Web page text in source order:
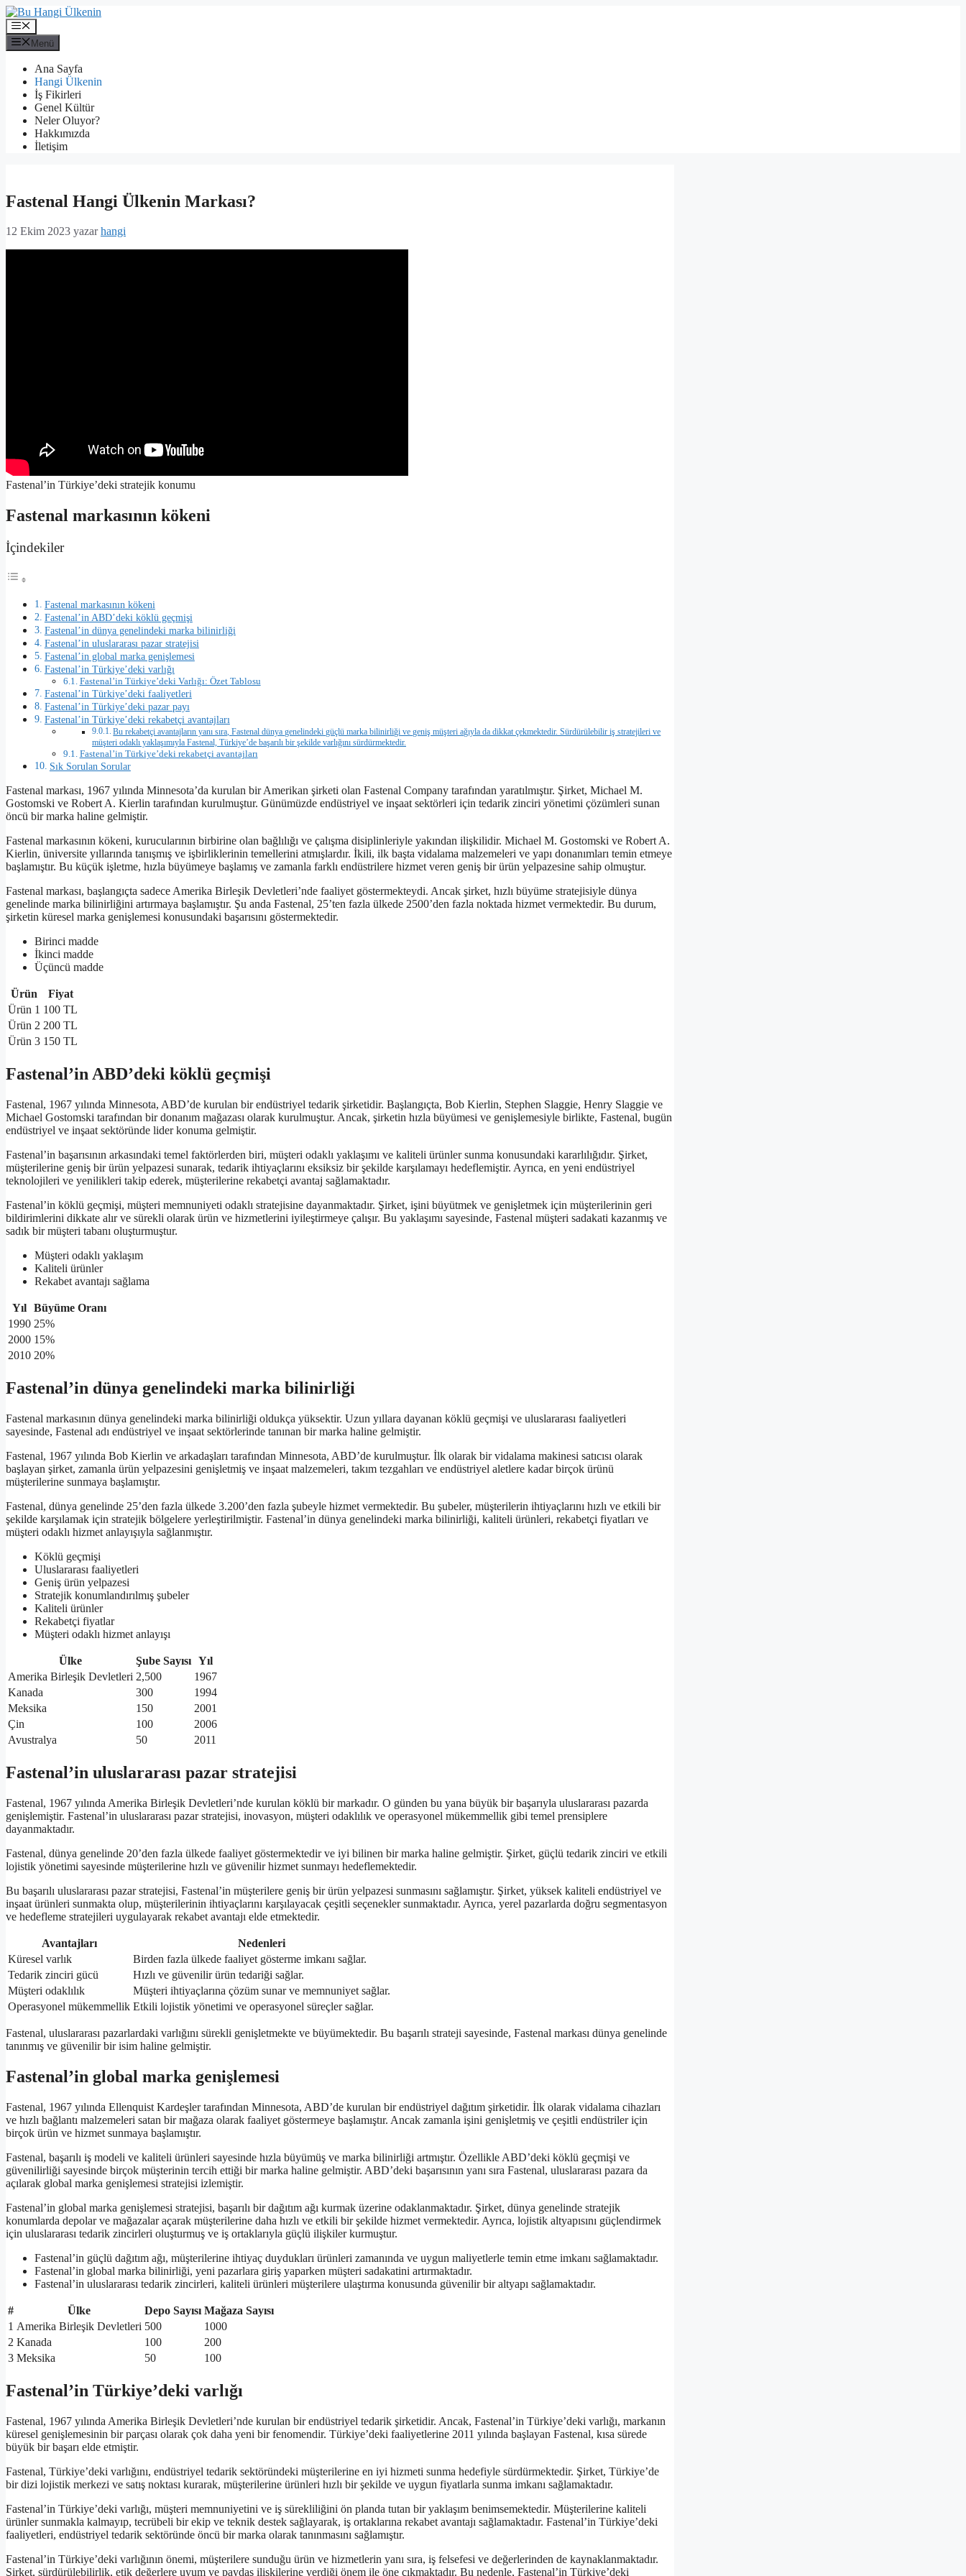
İçeriğe
atla
Menü
Menü
Ana Sayfa
Hangi Ülkenin
İş Fikirleri
Genel Kültür
Neler Oluyor?
Hakkımızda
İletişim
Fastenal Hangi Ülkenin Markası?
12 Ekim 2023 yazarhangi
Fastenal’in Türkiye’deki stratejik konumu
Fastenal markasının kökeni
İçindekiler
Fastenal markasının kökeni
Fastenal’in ABD’deki köklü geçmişi
Fastenal’in dünya genelindeki marka bilinirliği
Fastenal’in uluslararası pazar stratejisi
Fastenal’in global marka genişlemesi
Fastenal’in Türkiye’deki varlığı
Fastenal’in Türkiye’deki Varlığı: Özet Tablosu
Fastenal’in Türkiye’deki faaliyetleri
Fastenal’in Türkiye’deki pazar payı
Fastenal’in Türkiye’deki rekabetçi avantajları
Bu rekabetçi avantajların yanı sıra, Fastenal dünya genelindeki güçlü marka bilinirliği ve geniş müşteri ağıyla da dikkat çekmektedir. Sürdürülebilir iş stratejileri ve
müşteri odaklı yaklaşımıyla Fastenal, Türkiye’de başarılı bir şekilde varlığını sürdürmektedir.
Fastenal’in Türkiye’deki rekabetçi avantajları
Sık Sorulan Sorular
Fastenal markası, 1967 yılında Minnesota’da kurulan bir Amerikan şirketi olan Fastenal Company tarafından yaratılmıştır. Şirket, Michael M.
Gostomski ve Robert A. Kierlin tarafından kurulmuştur. Günümüzde endüstriyel ve inşaat sektörleri için tedarik zinciri yönetimi çözümleri sunan
öncü bir marka haline gelmiştir.
Fastenal markasının kökeni, kurucularının birbirine olan bağlılığı ve çalışma disiplinleriyle yakından ilişkilidir. Michael M. Gostomski ve Robert A.
Kierlin, üniversite yıllarında tanışmış ve işbirliklerinin temellerini atmışlardır. İkili, ilk başta vidalama malzemeleri ve yapı donanımları temin etmeye
başlamıştır. Bu küçük işletme, hızla büyümeye başlamış ve zamanla farklı endüstrilere hizmet veren geniş bir ürün yelpazesine sahip olmuştur.
Fastenal markası, başlangıçta sadece Amerika Birleşik Devletleri’nde faaliyet göstermekteydi. Ancak şirket, hızlı büyüme stratejisiyle dünya
genelinde marka bilinirliğini artırmaya başlamıştır. Şu anda Fastenal, 25’ten fazla ülkede 2500’den fazla noktada hizmet vermektedir. Bu durum,
şirketin küresel marka genişlemesi konusundaki başarısını göstermektedir.
Birinci madde
İkinci madde
Üçüncü madde
Ürün
Fiyat
Ürün 1 100 TL
Ürün 2 200 TL
Ürün 3 150 TL
Fastenal’in ABD’deki köklü geçmişi
Fastenal, 1967 yılında Minnesota, ABD’de kurulan bir endüstriyel tedarik şirketidir. Başlangıçta, Bob Kierlin, Stephen Slaggie, Henry Slaggie ve
Michael Gostomski tarafından bir donanım mağazası olarak kurulmuştur. Ancak, şirketin hızla büyümesi ve genişlemesiyle birlikte, Fastenal, bugün
endüstriyel ve inşaat sektöründe lider konuma gelmiştir.
Fastenal’in başarısının arkasındaki temel faktörlerden biri, müşteri odaklı yaklaşımı ve kaliteli ürünler sunma konusundaki kararlılığıdır. Şirket,
müşterilerine geniş bir ürün yelpazesi sunarak, tedarik ihtiyaçlarını eksiksiz bir şekilde karşılamayı hedeflemiştir. Ayrıca, en yeni endüstriyel
teknolojileri ve yenilikleri takip ederek, müşterilerine rekabetçi avantaj sağlamaktadır.
Fastenal’in köklü geçmişi, müşteri memnuniyeti odaklı stratejisine dayanmaktadır. Şirket, işini büyütmek ve genişletmek için müşterilerinin geri
bildirimlerini dikkate alır ve sürekli olarak ürün ve hizmetlerini iyileştirmeye çalışır. Bu yaklaşımı sayesinde, Fastenal müşteri sadakati kazanmış ve
sadık bir müşteri tabanı oluşturmuştur.
Müşteri odaklı yaklaşım
Kaliteli ürünler
Rekabet avantajı sağlama
Yıl Büyüme Oranı
1990 25%
2000 15%
2010 20%
Fastenal’in dünya genelindeki marka bilinirliği
Fastenal markasının dünya genelindeki marka bilinirliği oldukça yüksektir. Uzun yıllara dayanan köklü geçmişi ve uluslararası faaliyetleri
sayesinde, Fastenal adı endüstriyel ve inşaat sektörlerinde tanınan bir marka haline gelmiştir.
Fastenal, 1967 yılında Bob Kierlin ve arkadaşları tarafından Minnesota, ABD’de kurulmuştur. İlk olarak bir vidalama makinesi satıcısı olarak
başlayan şirket, zamanla ürün yelpazesini genişletmiş ve inşaat malzemeleri, takım tezgahları ve endüstriyel aletlere kadar birçok ürünü
müşterilerine sunmaya başlamıştır.
Fastenal, dünya genelinde 25’den fazla ülkede 3.200’den fazla şubeyle hizmet vermektedir. Bu şubeler, müşterilerin ihtiyaçlarını hızlı ve etkili bir
şekilde karşılamak için stratejik bölgelere yerleştirilmiştir. Fastenal’in dünya genelindeki marka bilinirliği, kaliteli ürünleri, rekabetçi fiyatları ve
müşteri odaklı hizmet anlayışıyla sağlanmıştır.
Köklü geçmişi
Uluslararası faaliyetleri
Geniş ürün yelpazesi
Stratejik konumlandırılmış şubeler
Kaliteli ürünler
Rekabetçi fiyatlar
Müşteri odaklı hizmet anlayışı
Ülke Şube Sayısı Yıl
Amerika Birleşik Devletleri 2,500
1967
Kanada
300
1994
Meksika
150
2001
Çin
100
2006
Avustralya
50 2011
Fastenal’in uluslararası pazar stratejisi
Fastenal, 1967 yılında Amerika Birleşik Devletleri’nde kurulan köklü bir markadır. O günden bu yana büyük bir başarıyla uluslararası pazarda
genişlemiştir. Fastenal’in uluslararası pazar stratejisi, inovasyon, müşteri odaklılık ve operasyonel mükemmellik gibi temel prensiplere
dayanmaktadır.
Fastenal, dünya genelinde 20’den fazla ülkede faaliyet göstermektedir ve iyi bilinen bir marka haline gelmiştir. Şirket, güçlü tedarik zinciri ve etkili
lojistik yönetimi sayesinde müşterilerine hızlı ve güvenilir hizmet sunmayı hedeflemektedir.
Bu başarılı uluslararası pazar stratejisi, Fastenal’in müşterilere geniş bir ürün yelpazesi sunmasını sağlamıştır. Şirket, yüksek kaliteli endüstriyel ve
inşaat ürünleri sunmakta olup, müşterilerinin ihtiyaçlarını karşılayacak çeşitli seçenekler sunmaktadır. Ayrıca, yerel pazarlarda doğru segmentasyon
ve hedefleme stratejileri uygulayarak rekabet avantajı elde etmektedir.
Avantajları
Nedenleri
Küresel varlık
Birden fazla ülkede faaliyet gösterme imkanı sağlar.
Tedarik zinciri gücü
Hızlı ve güvenilir ürün tedariği sağlar.
Müşteri odaklılık
Müşteri ihtiyaçlarına çözüm sunar ve memnuniyet sağlar.
Operasyonel mükemmellik Etkili lojistik yönetimi ve operasyonel süreçler sağlar.
Fastenal, uluslararası pazarlardaki varlığını sürekli genişletmekte ve büyümektedir. Bu başarılı strateji sayesinde, Fastenal markası dünya genelinde
tanınmış ve güvenilir bir isim haline gelmiştir.
Fastenal’in global marka genişlemesi
Fastenal, 1967 yılında Ellenquist Kardeşler tarafından Minnesota, ABD’de kurulan bir endüstriyel dağıtım şirketidir. İlk olarak vidalama cihazları
ve hızlı bağlantı malzemeleri satan bir mağaza olarak faaliyet göstermeye başlamıştır. Ancak zamanla işini genişletmiş ve çeşitli endüstriler için
birçok ürün ve hizmet sunmaya başlamıştır.
Fastenal, başarılı iş modeli ve kaliteli ürünleri sayesinde hızla büyümüş ve marka bilinirliği artmıştır. Özellikle ABD’deki köklü geçmişi ve
güvenilirliği sayesinde birçok müşterinin tercih ettiği bir marka haline gelmiştir. ABD’deki başarısının yanı sıra Fastenal, uluslararası pazara da
açılarak global marka genişlemesi stratejisi izlemiştir.
Fastenal’in global marka genişlemesi stratejisi, başarılı bir dağıtım ağı kurmak üzerine odaklanmaktadır. Şirket, dünya genelinde stratejik
konumlarda depolar ve mağazalar açarak müşterilerine daha hızlı ve etkili bir şekilde hizmet vermektedir. Ayrıca, lojistik altyapısını güçlendirmek
için uluslararası tedarik zincirleri oluşturmuş ve iş ortaklarıyla güçlü ilişkiler kurmuştur.
Fastenal’in güçlü dağıtım ağı, müşterilerine ihtiyaç duydukları ürünleri zamanında ve uygun maliyetlerle temin etme imkanı sağlamaktadır.
Fastenal’in global marka bilinirliği, yeni pazarlara giriş yaparken müşteri sadakatini artırmaktadır.
Fastenal’in uluslararası tedarik zincirleri, kaliteli ürünleri müşterilere ulaştırma konusunda güvenilir bir altyapı sağlamaktadır.
# Ülke Depo Sayısı Mağaza Sayısı
1 Amerika Birleşik Devletleri 500
1000
2 Kanada 100
200
3 Meksika 50 100
Fastenal’in Türkiye’deki varlığı
Fastenal, 1967 yılında Amerika Birleşik Devletleri’nde kurulan bir endüstriyel tedarik şirketidir. Ancak, Fastenal’in Türkiye’deki varlığı, markanın
küresel genişlemesinin bir parçası olarak çok daha yeni bir fenomendir. Türkiye’deki faaliyetlerine 2011 yılında başlayan Fastenal, kısa sürede
büyük bir başarı elde etmiştir.
Fastenal, Türkiye’deki varlığını, endüstriyel tedarik sektöründeki müşterilerine en iyi hizmeti sunma hedefiyle sürdürmektedir. Şirket, Türkiye’de
bir dizi lojistik merkezi ve satış noktası kurarak, müşterilerine ürünleri hızlı bir şekilde ve uygun fiyatlarla sunma imkanı sağlamaktadır.
Fastenal’in Türkiye’deki varlığı, müşteri memnuniyetini ve iş sürekliliğini ön planda tutan bir yaklaşım benimsemektedir. Müşterilerine kaliteli
ürünler sunmakla kalmayıp, tecrübeli bir ekip ve teknik destek sağlayarak, iş ortaklarına rekabet avantajı sağlamaktadır. Fastenal’in Türkiye’deki
faaliyetleri, endüstriyel tedarik sektöründe öncü bir marka olarak tanınmasını sağlamıştır.
Fastenal’in Türkiye’deki varlığının önemi, müşterilere sunduğu ürün ve hizmetlerin yanı sıra, iş felsefesi ve değerlerinden de kaynaklanmaktadır.
Şirket, sürdürülebilirlik, etik değerlere uyum ve paydaş ilişkilerine verdiği önem ile öne çıkmaktadır. Bu nedenle, Fastenal’in Türkiye’deki